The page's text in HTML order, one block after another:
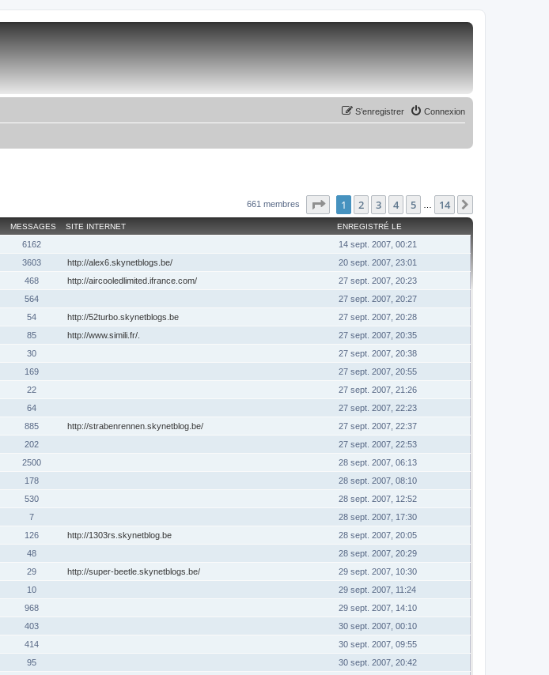
Connexion
S’enregistrer
661 membres Page sur14
1 2 3 4 5 14
MESSAGES SITE INTERNET ENREGISTRÉ LE
6162
14 sept. 2007, 00:21
3603 http://alex6.skynetblogs.be/
20 sept. 2007, 23:01
468 http://aircooledlimited.ifrance.com/
27 sept. 2007, 20:23
564
27 sept. 2007, 20:27
54 http://52turbo.skynetblogs.be
27 sept. 2007, 20:28
85 http://www.simili.fr/.
27 sept. 2007, 20:35
30
27 sept. 2007, 20:38
169
27 sept. 2007, 20:55
22
27 sept. 2007, 21:26
64
27 sept. 2007, 22:23
885 http://strabenrennen.skynetblog.be/
27 sept. 2007, 22:37
202
27 sept. 2007, 22:53
2500
28 sept. 2007, 06:13
178
28 sept. 2007, 08:10
530
28 sept. 2007, 12:52
7
28 sept. 2007, 17:30
126 http://1303rs.skynetblog.be
28 sept. 2007, 20:05
48
28 sept. 2007, 20:29
29 http://super-beetle.skynetblogs.be/
29 sept. 2007, 10:30
10
29 sept. 2007, 11:24
968
29 sept. 2007, 14:10
403
30 sept. 2007, 00:10
414
30 sept. 2007, 09:55
95
30 sept. 2007, 20:42